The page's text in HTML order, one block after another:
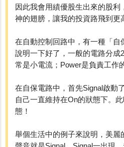
因此我會用績優股生出來的股
神的翅膀，讓我的投資路飛到更
在自動控制回路中，有一種「
說明一下好了，一般的電路分成
常是小電流；Power是負責工作
在自保電路中，首先Signal啟動
自己一直維持在On的狀態下。
態！
舉個生活中的例子來說明，美